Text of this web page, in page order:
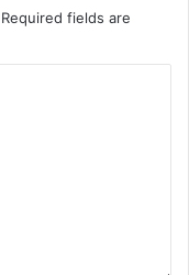
Required fields are